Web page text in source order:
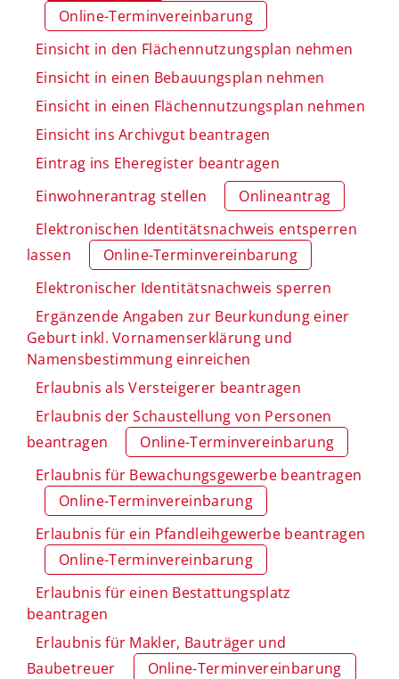
Online-Terminvereinbarung
Einsicht in den Flächennutzungsplan nehmen
Einsicht in einen Bebauungsplan nehmen
Einsicht in einen Flächennutzungsplan nehmen
Einsicht ins Archivgut beantragen
Eintrag ins Eheregister beantragen
Einwohnerantrag stellen
Onlineantrag
Elektronischen Identitätsnachweis entsperren
lassen
Online-Terminvereinbarung
Elektronischer Identitätsnachweis sperren
Ergänzende Angaben zur Beurkundung einer
Geburt inkl. Vornamenserklärung und
Namensbestimmung einreichen
Erlaubnis als Versteigerer beantragen
Erlaubnis der Schaustellung von Personen
beantragen
Online-Terminvereinbarung
Erlaubnis für Bewachungsgewerbe beantragen
Online-Terminvereinbarung
Erlaubnis für ein Pfandleihgewerbe beantragen
Online-Terminvereinbarung
Erlaubnis für einen Bestattungsplatz
beantragen
Erlaubnis für Makler, Bauträger und
Baubetreuer
Online-Terminvereinbarung